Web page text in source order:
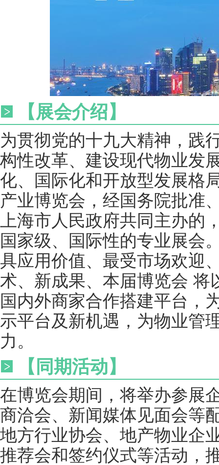
【展会介绍】
为贯彻党的十九大精神，践
构性改革、建设现代物业发
化、国际化和开放型发展格
产业博览会，经国务院批准
上海市人民政府共同主办的
国家级、国际性的专业展会
具应用价值、最受市场欢迎
术、新成果、本届博览会 将
国内外商家合作搭建平台，
示平台及新机遇，为物业管
力。
【同期活动】
在博览会期间，将举办参展
商洽会、新闻媒体见面会等
地方行业协会、地产物业企
推荐会和签约仪式等活动，